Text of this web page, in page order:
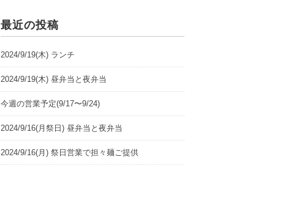
最近の投稿
2024/9/19(木) ランチ
2024/9/19(木) 昼弁当と夜弁当
今週の営業予定(9/17〜9/24)
2024/9/16(月祭日) 昼弁当と夜弁当
2024/9/16(月) 祭日営業で担々麺ご提供